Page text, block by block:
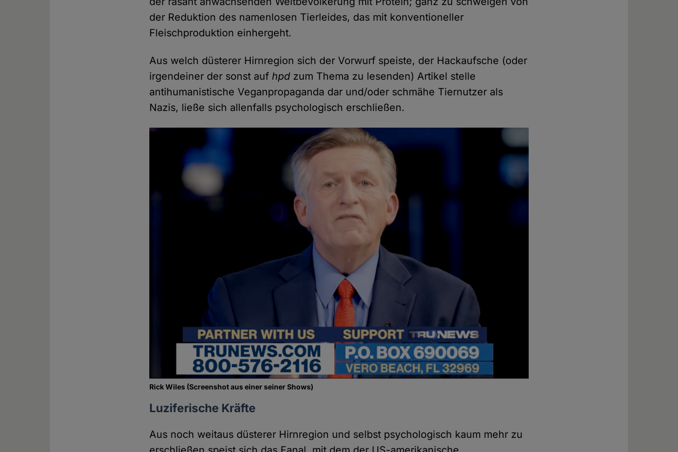
der Reduktion des namenlosen Tierleides, das mit konventioneller
Fleischproduktion einhergeht.
Aus welch düsterer Hirnregion sich der Vorwurf speiste, der Hackaufsche (oder
irgendeiner der sonst aufhpd zum Thema zu lesenden) Artikel stelle
antihumanistische Veganpropaganda dar und/oder schmähe Tiernutzer als
Nazis, ließe sich allenfalls psychologisch erschließen.
Rick Wiles (Screenshot aus einer seiner Shows)
Luziferische Kräfte
Aus noch weitaus düsterer Hirnregion und selbst psychologisch kaum mehr zu